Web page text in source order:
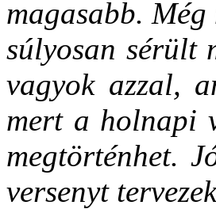
magasabb.
súlyosan sérült
vagyok azzal,
mert a holnapi
megtörténhet.
versenyt